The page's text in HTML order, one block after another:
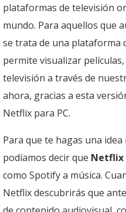
plataformas de televisión
mundo. Para aquellos que
se trata de una plataforma
permite visualizar
televisión a través de
ahora, gracias a esta
Netflix para PC.
Para que te hagas una
podíamos decir que Netflix
como Spotify a música.
Netflix descubrirás que